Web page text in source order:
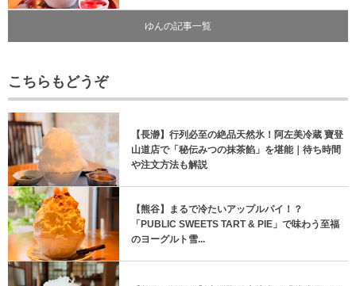
ゆんの記事一覧
こちらもどうぞ
【長瀞】行列必至の絶品天然氷！阿左美冷蔵 寶登
山道店で「秘伝みつの抹茶餡」を堪能｜待ち時間
や注文方法も解説
【熊谷】まるで冷たいアップルパイ！？
「PUBLIC SWEETS TART & PIE」で味わう至福
のヨーグルト雪...